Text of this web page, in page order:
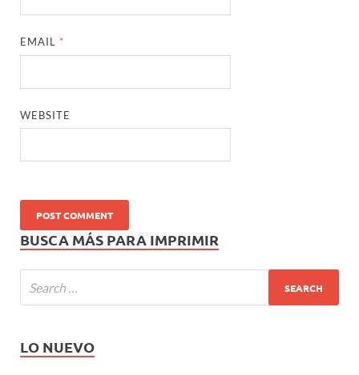
EMAIL *
WEBSITE
BUSCA MÁS PARA IMPRIMIR
LO NUEVO